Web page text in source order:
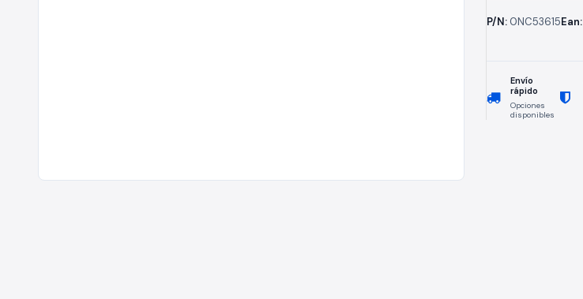
P/N: 0NC53615Ean:
Envío
rápido
Opciones
disponibles